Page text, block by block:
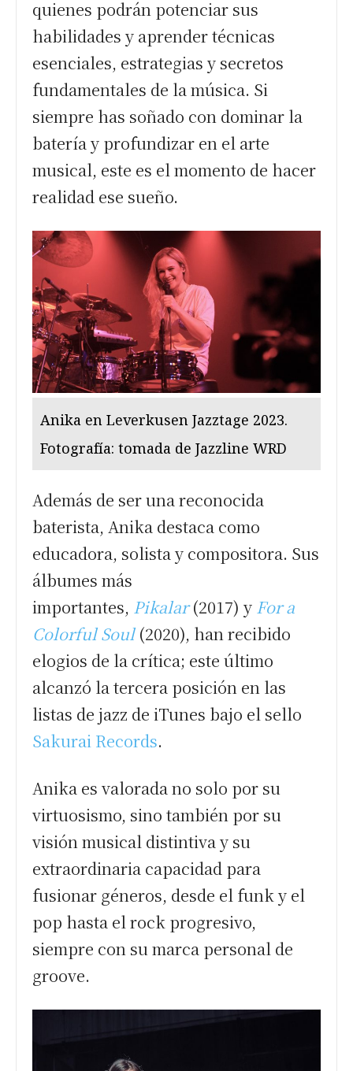
quienes podrán potenciar sus
habilidades y aprender técnicas
esenciales, estrategias y secretos
fundamentales de la música. Si
siempre has soñado con dominar la
batería y profundizar en el arte
musical, este es el momento de hacer
realidad ese sueño.
Anika en Leverkusen Jazztage 2023.
Fotografía: tomada de Jazzline WRD
Además de ser una reconocida
baterista, Anika destaca como
educadora, solista y compositora. Sus
álbumes más
importantes, Pikalar(2017) y For a
Colorful Soul (2020), han recibido
elogios de la crítica; este último
alcanzó la tercera posición en las
listas de jazz de iTunes bajo el sello
Sakurai Records.
Anika es valorada no solo por su
virtuosismo, sino también por su
visión musical distintiva y su
extraordinaria capacidad para
fusionar géneros, desde el funk y el
pop hasta el rock progresivo,
siempre con su marca personal de
groove.